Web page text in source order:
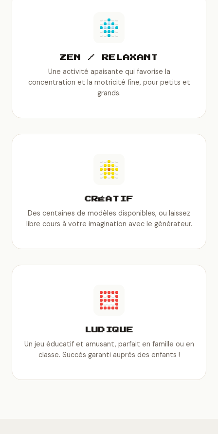
ZEN / RELAXANT
Une activité apaisante qui favorise la
concentration et la motricité fine, pour petits et
grands.
CRÉATIF
Des centaines de modèles disponibles, ou laissez
libre cours à votre imagination avec le générateur.
LUDIQUE
Un jeu éducatif et amusant, parfait en famille ou en
classe. Succès garanti auprès des enfants !